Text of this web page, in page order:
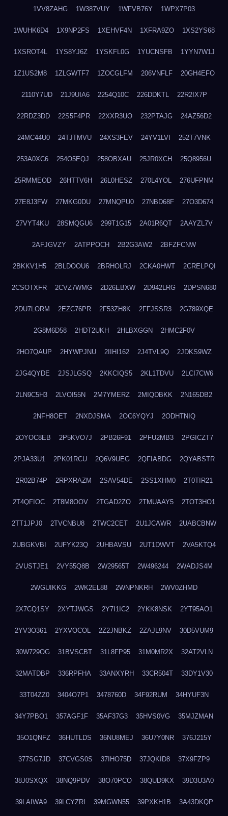
1VV8ZAHG 1W387VUY 1WFVB76Y 1WPX7P03
1WUHK6D4 1X9NP2FS 1XEHVF4N 1XFRA9ZO 1XS2YS68
1XSROT4L 1YS8YJ6Z 1YSKFL0G 1YUCNSFB 1YYN7W1J
1Z1US2M8 1ZLGWTF7 1ZOCGLFM 206VNFLF 20GH4EFO
2110Y7UD 21J9UIA6 2254Q10C 226DDKTL 22R2IX7P
22RDZ3DD 22S5F4PR 22XXR3UO 232PTAJG 24AZ56D2
24MC44U0 24TJTMVU 24XS3FEV 24YV1LVI 252T7VNK
253A0XC6 254O5EQJ 258OBXAU 25JR0XCH 25Q8956U
25RMMEOD 26HTTV6H 26L0HESZ 270L4YOL 276UFPNM
27E8J3FW 27MKG0DU 27MNQPU0 27NBD68F 27O3D674
27VYT4KU 28SMQGU6 299T1G15 2A01R6QT 2AAYZL7V
2AFJGVZY 2ATPPOCH 2B2G3AW2 2BFZFCNW
2BKKV1H5 2BLDOOU6 2BRHOLRJ 2CKA0HWT 2CRELPQI
2CSOTXFR 2CVZ7WMG 2D26EBXW 2D942LRG 2DPSN680
2DU7LORM 2EZC76PR 2F53ZH8K 2FFJSSR3 2G789XQE
2G8M6D58 2HDT2UKH 2HLBXGGN 2HMC2F0V
2HO7QAUP 2HYWPJNU 2IIHI162 2J4TVL9Q 2JDKS9WZ
2JG4QYDE 2JSJLGSQ 2KKCIQS5 2KL1TDVU 2LCI7CW6
2LN9C5H3 2LVOI55N 2M7YMERZ 2MIQDBKK 2N165DB2
2NFH8OET 2NXDJSMA 2OC6YQYJ 2ODHTNIQ
2OYOC8EB 2P5KVO7J 2PB26F91 2PFU2MB3 2PGICZT7
2PJA33U1 2PK01RCU 2Q6V9UEG 2QFIABDG 2QYABSTR
2R02B74P 2RPXRAZM 2SAV54DE 2SS1XHM0 2T0TIR21
2T4QFIOC 2T8M8OOV 2TGAD2ZO 2TMUAAY5 2TOT3HO1
2TT1JPJ0 2TVCNBU8 2TWC2CET 2U1JCAWR 2UABCBNW
2UBGKVBI 2UFYK23Q 2UHBAVSU 2UT1DWVT 2VA5KTQ4
2VUSTJE1 2VY55Q8B 2W29565T 2W496244 2WADJS4M
2WGUIKKG 2WK2EL88 2WNPNKRH 2WV0ZHMD
2X7CQ1SY 2XYTJWGS 2Y7I1IC2 2YKK8NSK 2YT95AO1
2YV3O361 2YXVOCOL 2Z2JNBKZ 2ZAJL9NV 30D5VUM9
30W729OG 31BVSCBT 31L8FP95 31M0MR2X 32AT2VLN
32MATDBP 336RPFHA 33ANXYRH 33CR504T 33DY1V30
33T04ZZ0 3404O7P1 3478760D 34F92RUM 34HYUF3N
34Y7PBO1 357AGF1F 35AF37G3 35HVS0VG 35MJZMAN
35O1QNFZ 36HUTLDS 36NU8MEJ 36U7Y0NR 376J215Y
377SG7JD 37CVGS0S 37IHO75D 37JQKID8 37X9FZP9
38J0SXQX 38NQ9PDV 38O70PCO 38QUD9KX 39D3U3A0
39LAIWA9 39LCYZRI 39MGWN55 39PXKH1B 3A43DKQP